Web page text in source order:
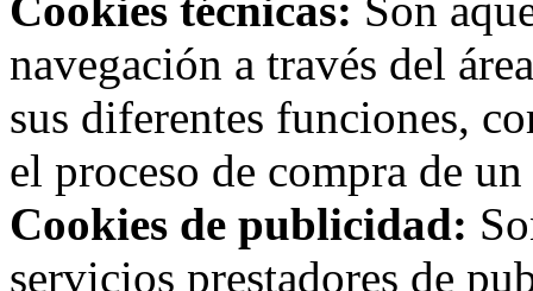
navegación a través del
sus diferentes funciones,
el proceso de compra de
Cookies de publicidad:
servicios prestadores de